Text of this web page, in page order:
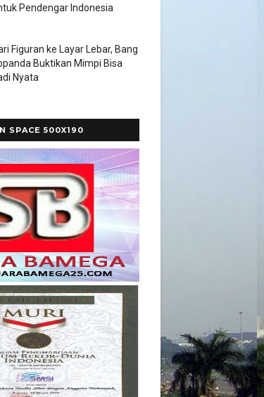
Pendengar Indonesia
Figuran ke Layar Lebar, Bang
Buktikan Mimpi Bisa
Nyata
SPACE 500X190